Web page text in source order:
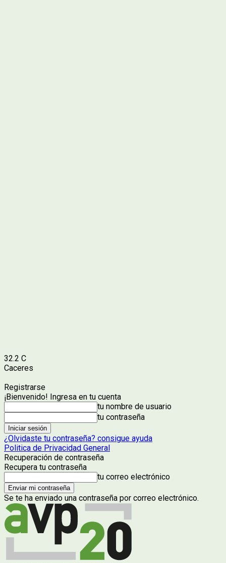
32.2 C
Caceres
Registrarse
¡Bienvenido! Ingresa en tu cuenta
tu nombre de usuario
tu contraseña
¿Olvidaste tu contraseña? consigue ayuda
Politica de Privacidad General
Recuperación de contraseña
Recupera tu contraseña
tu correo electrónico
Se te ha enviado una contraseña por correo electrónico.